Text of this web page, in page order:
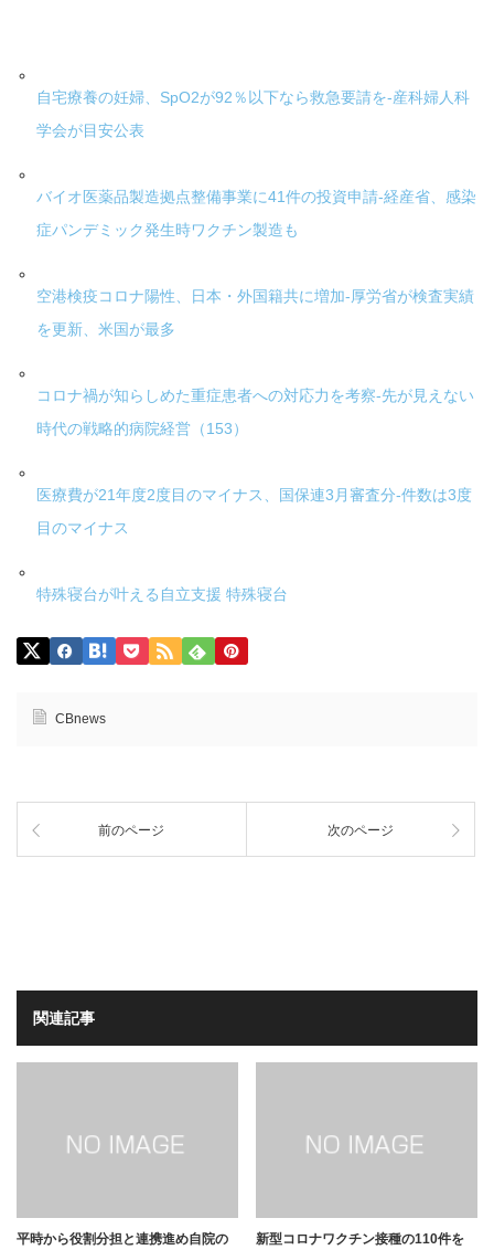
自宅療養の妊婦、SpO2が92％以下なら救急要請を-産科婦人科
学会が目安公表
バイオ医薬品製造拠点整備事業に41件の投資申請-経産省、感染
症パンデミック発生時ワクチン製造も
空港検疫コロナ陽性、日本・外国籍共に増加-厚労省が検査実績
を更新、米国が最多
コロナ禍が知らしめた重症患者への対応力を考察-先が見えない
時代の戦略的病院経営（153）
医療費が21年度2度目のマイナス、国保連3月審査分-件数は3度
目のマイナス
特殊寝台が叶える自立支援 特殊寝台
CBnews
前のページ 次のページ
関連記事
平時から役割分担と連携進め自院の
新型コロナワクチン接種の110件を